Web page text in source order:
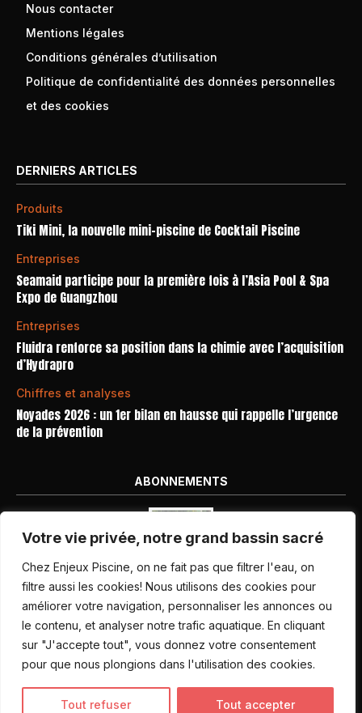
Votre vie privée, notre grand bassin sacré
Chez Enjeux Piscine, on ne fait pas que filtrer l'eau, on
filtre aussi les cookies! Nous utilisons des cookies pour
améliorer votre navigation, personnaliser les annonces ou
le contenu, et analyser notre trafic aquatique. En cliquant
sur "J'accepte tout", vous donnez votre consentement
pour que nous plongions dans l'utilisation des cookies.
Tout refuser Tout accepter
Nous contacter
Mentions légales
Conditions générales d’utilisation
Politique de confidentialité des données personnelles
et des cookies
DERNIERS ARTICLES
Produits
Tiki Mini, la nouvelle mini-piscine de Cocktail Piscine
Entreprises
Seamaid participe pour la première fois à l’Asia Pool & Spa
Expo de Guangzhou
Entreprises
Fluidra renforce sa position dans la chimie avec l’acquisition
d’Hydrapro
Chiffres et analyses
Noyades 2026 : un 1er bilan en hausse qui rappelle l’urgence
de la prévention
ABONNEMENTS
Nos dernières parutions
Abonnement magazine
Inscription newsletter